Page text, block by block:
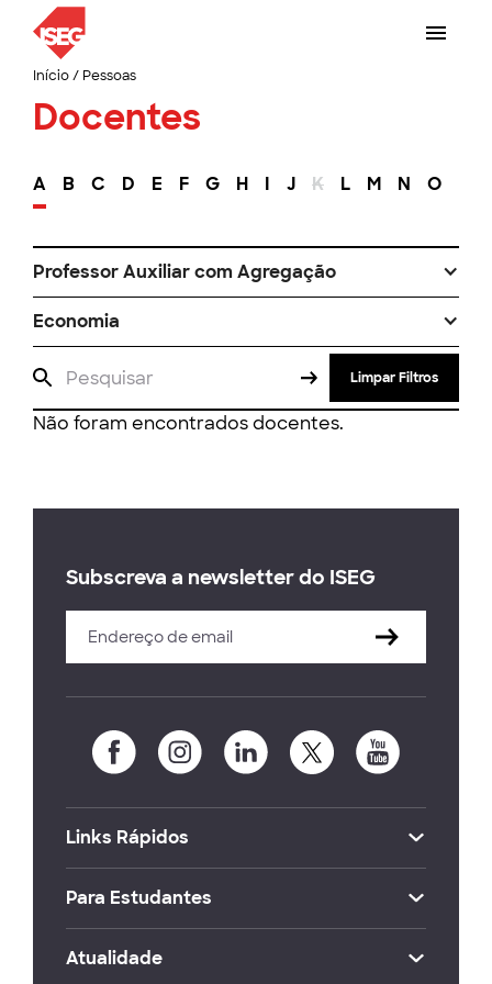
Início/ Pessoas
Docentes
A B C D E F G H I J K L M N O
Professor Auxiliar com Agregação
Economia
Limpar Filtros
Não foram encontrados docentes.
Subscreva a newsletter do ISEG
Links Rápidos
Para Estudantes
Atualidade